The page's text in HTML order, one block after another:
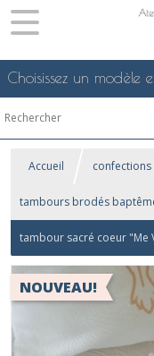
Accueil confections
tambours brodés
tambour sacré coeur "Me
NOUVEAU!